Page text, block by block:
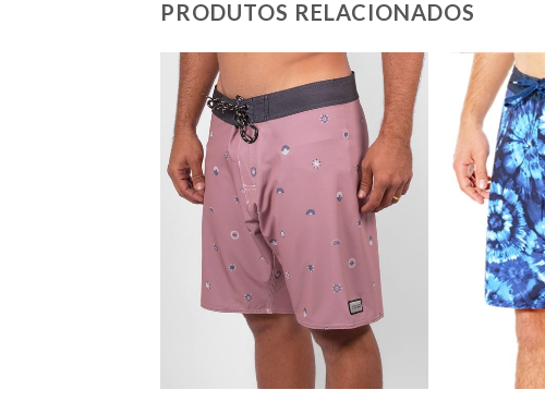
PRODUTOS RELACIONADOS